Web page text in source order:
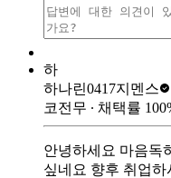
하
하나린0417지멘스
코전무 ∙ 채택률 100
안녕하세요 마음독
싶네요 향후 취업